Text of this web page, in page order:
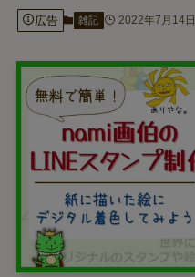
広告 雑記 2022年7月14日